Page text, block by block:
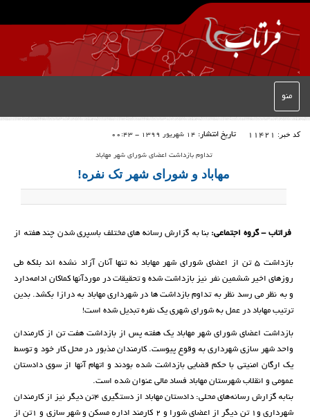
منو
کد خبر: 11421 تاریخ انتشار: 14 شهریور 1399 - 00:43
تداوم بازداشت اعضای شورای شهر مهاباد
مهاباد و شورای شهر تک نفره!
فراتاب - گروه اجتماعی: بنا بە گزارش رسانه های مختلف باسپری شدن چند هفتە از
بازداشت 5 تن از اعضای شورای شهر مهاباد نه تنها آنان آزاد نشده اند بلکه طی
روزهای اخیر ششمین نفر نیز بازداشت شده و تحقیقات در موردآنها کماکان ادامەدارد
و بە نظر می رسد نظر بە تداوم بازداشت ها در شهرداری مهاباد بە درازا بکشد. بدین
ترتیب مهاباد در عمل به شورای شهری یک نفره تبدیل شده است!
بازداشت اعضای شورای شهر مهاباد یک هفتە پس از بازداشت هفت تن از کارمندان
واحد شهر سازی شهرداری بە وقوع پیوست. کارمندان مذبور در محل کار خود و توسط
یک ارگان امنیتی با حکم قضایی بازداشت شدە بودند و اتهام آنها از سوی دادستان
عمومی و انقلاب شهرستان مهاباد فساد مالی عنوان شدە است.
بنابە گزارش رسانەهای محلی: دادستان مهاباد از دستگیری 4تن دیگر نیز از کارمندان
شهرداری و1 تن دیگر از اعضای شورا و 2 کارمند ادارە مسکن و شهر سازی و 1تن از